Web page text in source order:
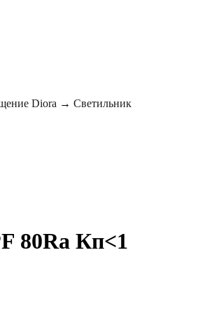
Diora → Светильник
80Ra Кп<1